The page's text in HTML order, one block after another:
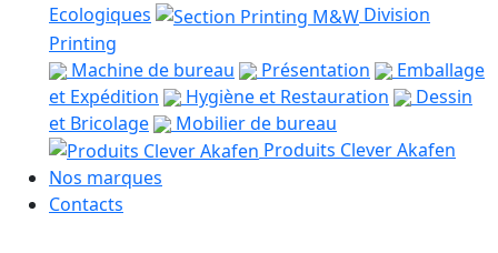
Ecologiques
Division
Printing
Machine de bureau
Présentation
Emballage
et Expédition
Hygiène et Restauration
Dessin
et Bricolage
Mobilier de bureau
Produits Clever Akafen
Nos marques
Contacts